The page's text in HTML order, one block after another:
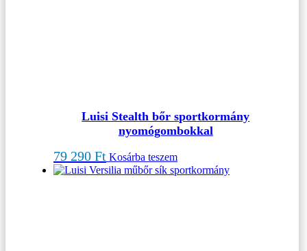
Luisi Stealth bőr sportkormány
nyomógombokkal
79 290 Ft Kosárba teszem